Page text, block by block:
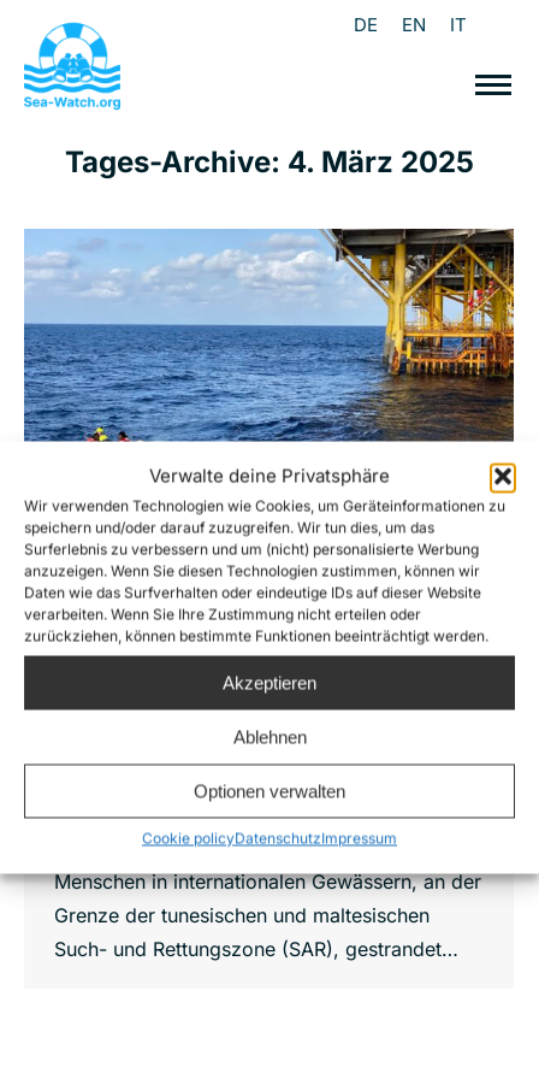
Verwalte deine Privatsphäre
Wir verwenden Technologien wie Cookies, um Geräteinformationen zu
speichern und/oder darauf zuzugreifen. Wir tun dies, um das
Surferlebnis zu verbessern und um (nicht) personalisierte Werbung
anzuzeigen. Wenn Sie diesen Technologien zustimmen, können wir
Daten wie das Surfverhalten oder eindeutige IDs auf dieser Website
verarbeiten. Wenn Sie Ihre Zustimmung nicht erteilen oder
zurückziehen, können bestimmte Funktionen beeinträchtigt werden.
Akzeptieren
Ablehnen
Optionen verwalten
Cookie policyDatenschutzImpressum
DE EN IT
Tages-Archive: 4. März 2025
Rettungsschiff Aurora rettet Menschen
von Gasplattform
News,Press releases VonLuna Wolf 4. März 2025
Das Sea-Watch Rettungsschiff Aurora hat heute
Nachmittag 32 Menschen von der Miskar
Gasplattform im zentralen Mittelmeer gerettet,
auf der sie seit Samstag, den 01.03.2025,
festsaßen. Trotz der akuten Notlage hatten die
informierten Behörden zuvor keine
Rettungsmaßnahmen eingeleitet, obwohl die
Menschen in internationalen Gewässern, an der
Grenze der tunesischen und maltesischen
Such- und Rettungszone (SAR), gestrandet…